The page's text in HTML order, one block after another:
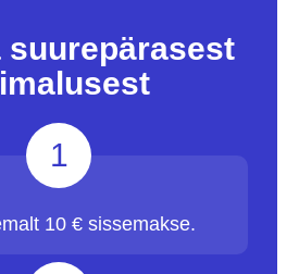
suurepärasest
1
10 € sissemakse.